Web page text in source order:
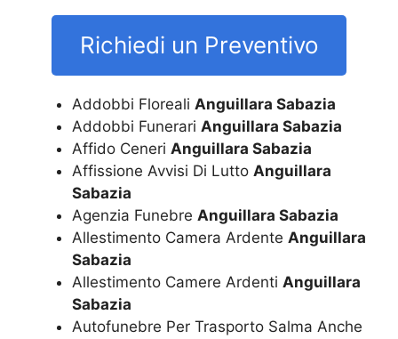
Richiedi un Preventivo
Addobbi Floreali Anguillara Sabazia
Addobbi Funerari Anguillara Sabazia
Affido Ceneri Anguillara Sabazia
Affissione Avvisi Di Lutto Anguillara
Sabazia
Agenzia Funebre Anguillara Sabazia
Allestimento Camera Ardente Anguillara
Sabazia
Allestimento Camere Ardenti Anguillara
Sabazia
Autofunebre Per Trasporto Salma Anche